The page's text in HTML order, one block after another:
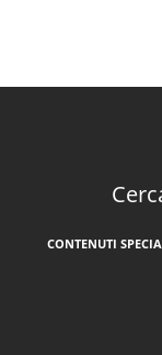
CONTENUTI